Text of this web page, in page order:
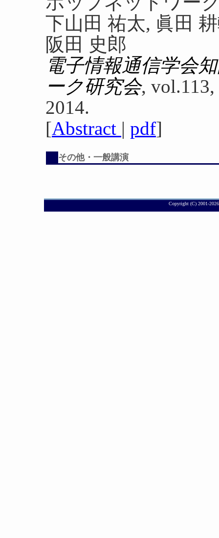
下山田 祐太, 眞田
阪田 史郎
電子情報通信学会
ーク研究会, vol.113,
2014.
[Abstract | pdf]
その他・一般講演
Copyright (C) 2001-